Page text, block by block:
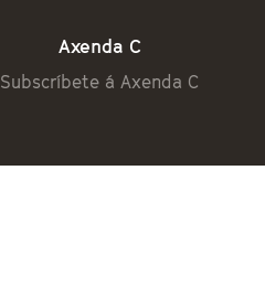
Axenda C
Subscríbete á Axenda C